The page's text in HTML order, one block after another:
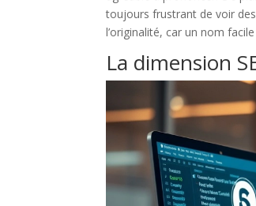
toujours frustrant de voir
l’originalité, car un nom
La dimension